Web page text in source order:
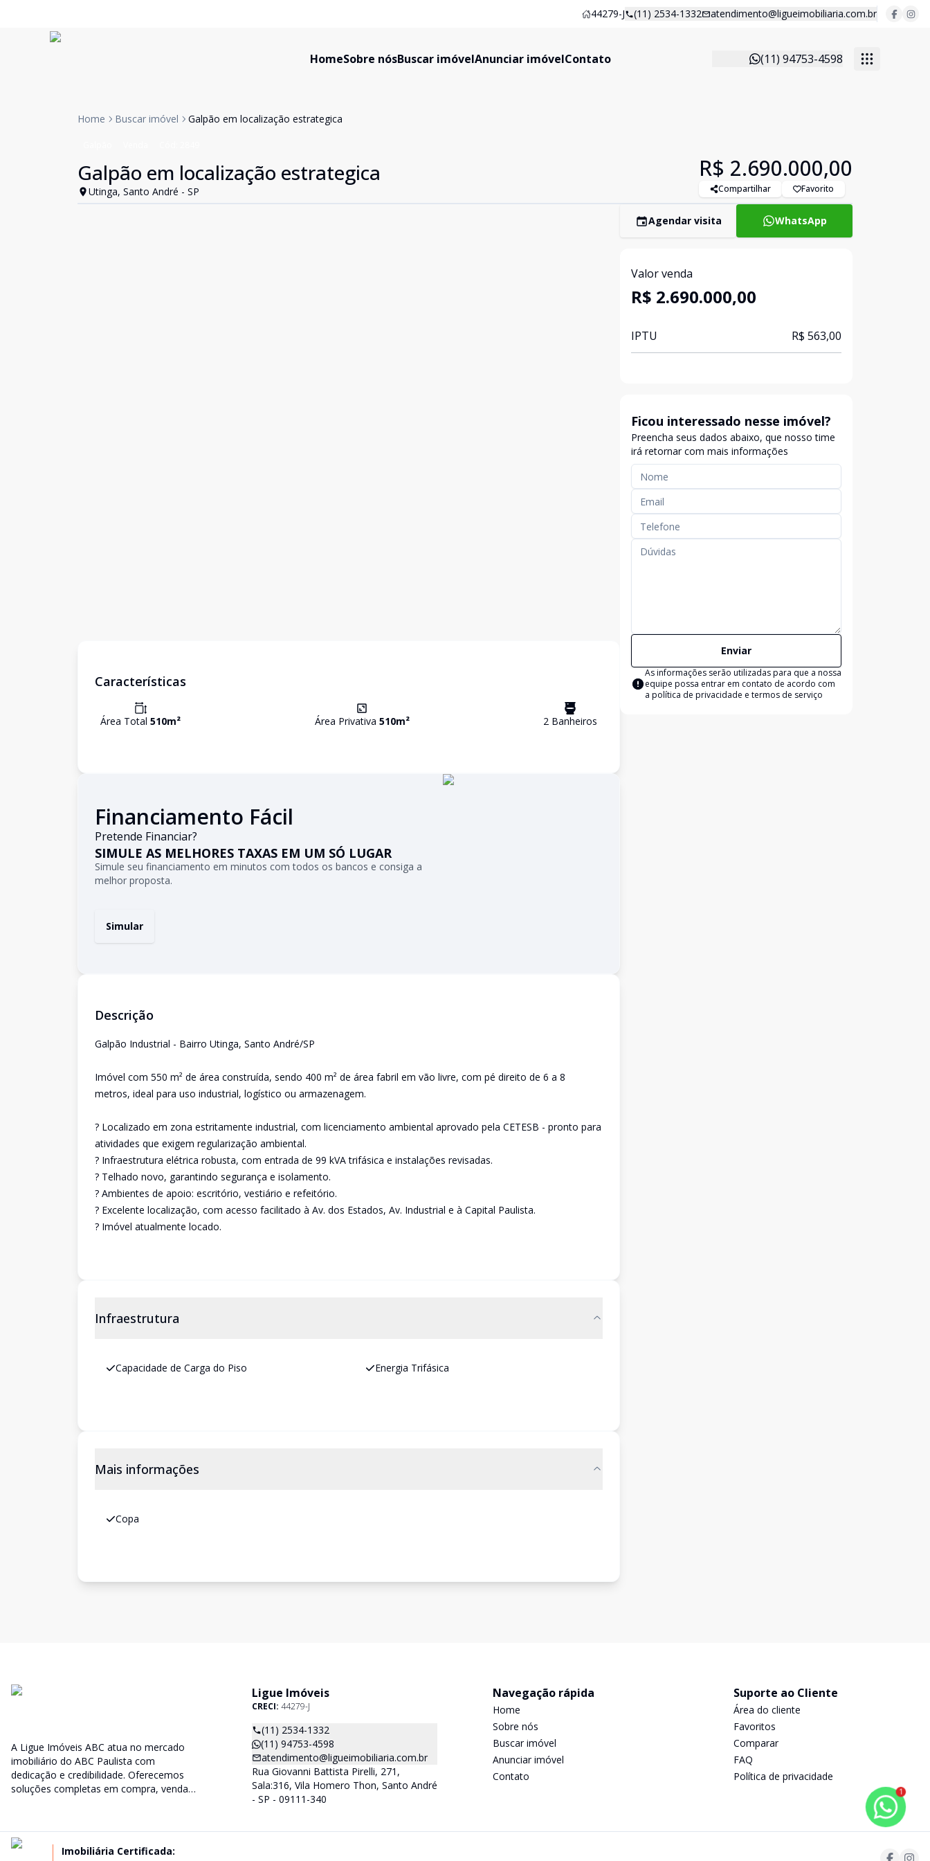
44279-J (11) 2534-1332 atendimento@ligueimobiliaria.com.br
HomeSobre nósBuscar imóvelAnunciar imóvelContato (11) 94753-4598
Home Buscar imóvel Galpão em localização estrategica
Galpão em localização estrategica
Utinga, Santo André - SP
R$ 2.690.000,00
Compartilhar Favorito
Características
Área Total 510m² Área Privativa 510m² 2 Banheiros
Financiamento Fácil
Pretende Financiar?
SIMULE AS MELHORES TAXAS EM UM SÓ LUGAR
Simule seu financiamento em minutos com todos os bancos e consiga a
melhor proposta.
Simular
Descrição
Galpão Industrial - Bairro Utinga, Santo André/SP
Imóvel com 550 m² de área construída, sendo 400 m² de área fabril em vão livre, com pé direito de 6 a 8
metros, ideal para uso industrial, logístico ou armazenagem.
? Localizado em zona estritamente industrial, com licenciamento ambiental aprovado pela CETESB - pronto para
atividades que exigem regularização ambiental.
? Infraestrutura elétrica robusta, com entrada de 99 kVA trifásica e instalações revisadas.
? Telhado novo, garantindo segurança e isolamento.
? Ambientes de apoio: escritório, vestiário e refeitório.
? Excelente localização, com acesso facilitado à Av. dos Estados, Av. Industrial e à Capital Paulista.
? Imóvel atualmente locado.
Infraestrutura
Capacidade de Carga do Piso Energia Trifásica
Mais informações
Copa
Agendar visita WhatsApp
Valor venda
R$ 2.690.000,00
IPTU R$ 563,00
Ficou interessado nesse imóvel?
Preencha seus dados abaixo, que nosso time
irá retornar com mais informações
Enviar
As informações serão utilizadas para que a nossa
equipe possa entrar em contato de acordo com
a política de privacidade e termos de serviço
A Ligue Imóveis ABC atua no mercado
imobiliário do ABC Paulista com
dedicação e credibilidade. Oferecemos
soluções completas em compra, venda e
e o melhor atendimento para você e sua
família.
Ligue Imóveis
CRECI: 44279-J
(11) 2534-1332
(11) 94753-4598
atendimento@ligueimobiliaria.com.br
Rua Giovanni Battista Pirelli, 271,
Sala:316, Vila Homero Thon, Santo André
- SP - 09111-340
Navegação rápida
Home
Sobre nós
Buscar imóvel
Anunciar imóvel
Contato
Suporte ao Cliente
Área do cliente
Favoritos
Comparar
FAQ
Política de privacidade
Imobiliária Certificada:
1